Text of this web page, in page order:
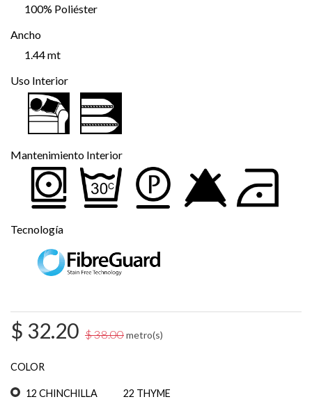
100% Poliéster
Ancho
1.44 mt
Uso Interior
Mantenimiento Interior
Tecnología
$ 32.20 $38.00metro(s)
COLOR
12 CHINCHILLA 22 THYME